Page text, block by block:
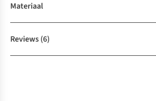
Materiaal
Reviews(6)